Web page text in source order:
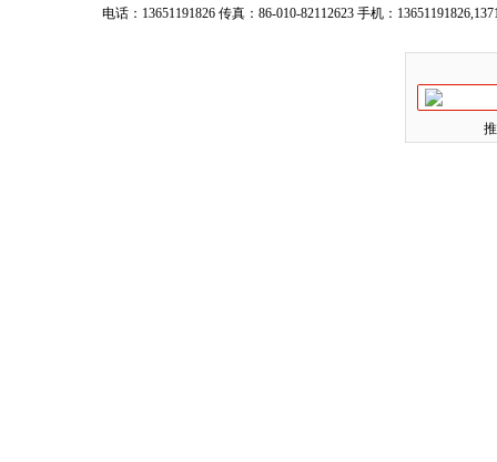
电话：13651191826 传真：86-010-82112623 手机：